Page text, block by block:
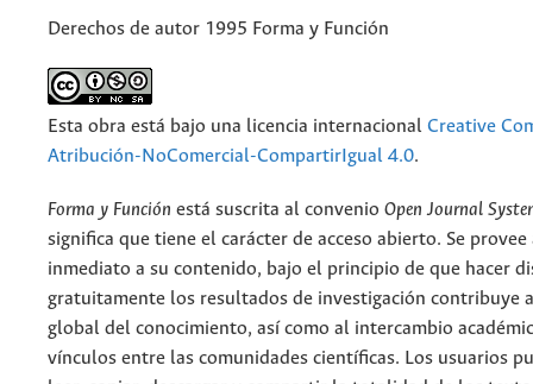
Derechos de autor 1995 Forma y Función
Esta obra está bajo una licencia internacional Creative
Atribución-NoComercial-CompartirIgual 4.0.
Forma y Función está suscrita al convenio Open Journal
significa que tiene el carácter de acceso abierto. Se provee
inmediato a su contenido, bajo el principio de que hacer
gratuitamente los resultados de investigación contribuye
global del conocimiento, así como al intercambio
vínculos entre las comunidades científicas. Los usuarios